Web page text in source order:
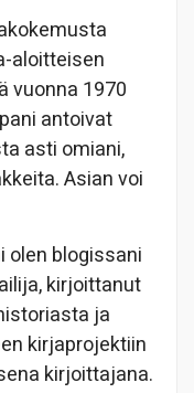
aloitteisen
vuonna 1970
antoivat
asti omiani,
Asian voi
olen blogissani
kirjoittanut
ja
kirjaprojektiin
kirjoittajana.